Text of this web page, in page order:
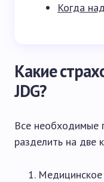
Когда
Какие
JDG?
Все необходимые
разделить на две
Медицинское